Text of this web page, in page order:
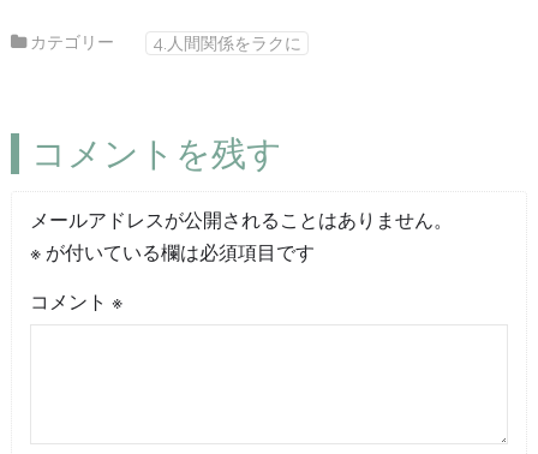
カテゴリー 4.人間関係をラクに
コメントを残す
メールアドレスが公開されることはありません。
※が付いている欄は必須項目です
コメント ※